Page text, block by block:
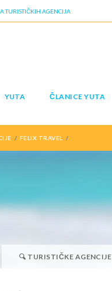
TURISTIČKIH AGENCIJA
YUTA ČLANICE YUTA
FELIX TRAVEL
TURISTIČKE AGENCIJE